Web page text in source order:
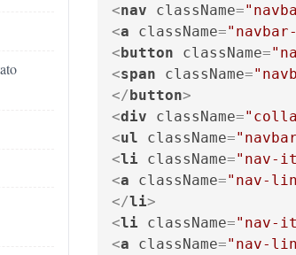
<nav className=
<a className=
<button className=
<span className=
</button>
<div className=
<ul className=
<li className="nav-
<a className="nav-
</li>
<li className="nav-
<a className="nav-